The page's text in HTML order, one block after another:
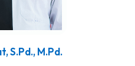
S.Pd., M.Pd.